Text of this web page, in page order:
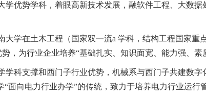
学优势学科，着眼高新技术发展，融软件工程、大数
大学在土木工程（国家双一流a 学科，结构工程国家重
，为行业企业培养“基础扎实、知识面宽、能力强、素
学科支撑和西门子行业优势，机械系与西门子共建数
面向电力行业办学”的传统，致力于培养电力行业运行